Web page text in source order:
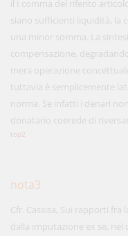
il I comma del riferito
siano sufficienti liquidità, la
una minor somma. La
compensazione,
mera operazione
tuttavia è semplicemente
norma. Se infatti i denari
donatario coerede di
top2
nota3
Cfr. Cassisa, Sui rapporti fra
dalla imputazione ex se, nel